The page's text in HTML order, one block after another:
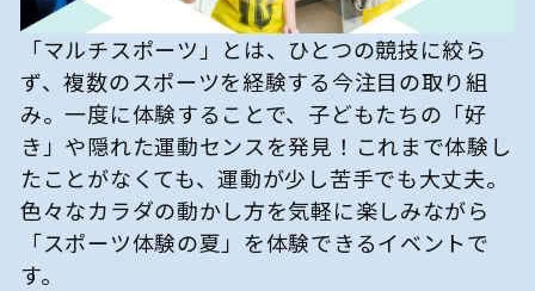
「マルチスポーツ」とは、ひとつの競技に絞ら
ず、複数のスポーツを経験する今注目の取り組
み。一度に体験することで、子どもたちの「好
き」や隠れた運動センスを発見！これまで体験し
たことがなくても、運動が少し苦手でも大丈夫。
色々なカラダの動かし方を気軽に楽しみながら
「スポーツ体験の夏」を体験できるイベントで
す。